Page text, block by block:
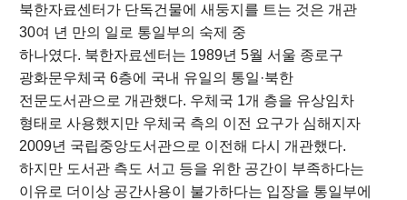
북한자료센터가 단독건물에 새둥지를 트는 것은 개관
30여 년 만의 일로 통일부의 숙제 중
하나였다. 북한자료센터는 1989년 5월 서울 종로구
광화문우체국 6층에 국내 유일의 통일·북한
전문도서관으로 개관했다. 우체국 1개 층을 유상임차
형태로 사용했지만 우체국 측의 이전 요구가 심해지자
2009년 국립중앙도서관으로 이전해 다시 개관했다.
하지만 도서관 측도 서고 등을 위한 공간이 부족하다는
이유로 더이상 공간사용이 불가하다는 입장을 통일부에